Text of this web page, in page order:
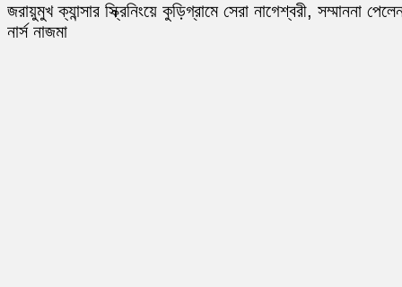
জরায়ুমুখ ক্যান্সার স্ক্রিনিংয়ে কুড়িগ্রামে সেরা নাগেশ্বরী, সম্মাননা
নার্স নাজমা